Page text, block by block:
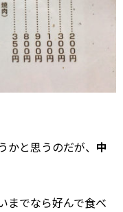
と思うのだが、 中
までなら好んで食べ